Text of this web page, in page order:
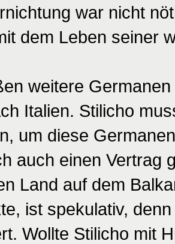
war nicht
dem Leben seiner
weitere
Italien. Stilicho
um diese
auch einen Vertrag
Land auf dem
ist spekulativ,
Wollte Stilicho mit